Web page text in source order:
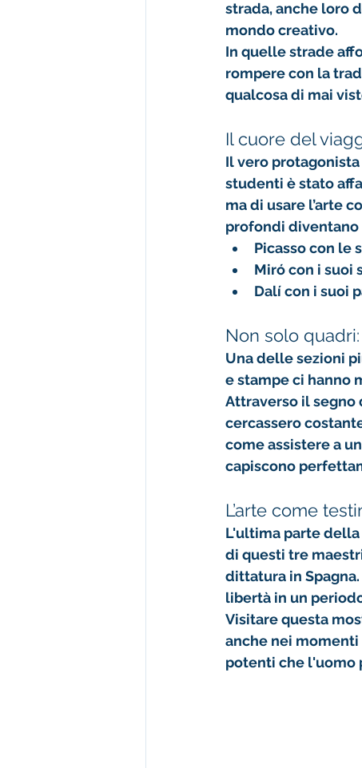
strada, anche loro
mondo creativo.
In quelle strade
rompere con la
qualcosa di mai
Il cuore del
Il vero
studenti è stato
ma di usare l’arte
profondi diventano
Picasso con le
Miró con i suoi
Dalí con i suoi
Non solo
Una delle sezioni
e stampe ci hanno
Attraverso il segno
cercassero
come assistere a
capiscono
L’arte come
L'ultima parte
di questi tre
dittatura in
libertà in un
Visitare questa
anche nei
potenti che l'uomo